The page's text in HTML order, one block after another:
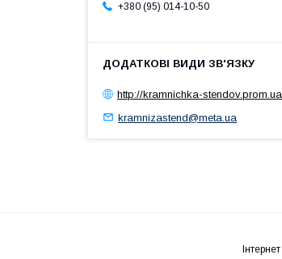
+380 (95) 014-10-50
http://kramnichka-stendov.prom.ua
kramnizastend@meta.ua